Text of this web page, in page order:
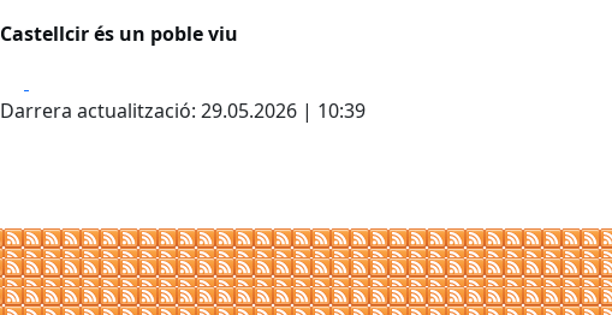
Castellcir és un poble viu
Darrera actualització: 29.05.2026 | 10:39